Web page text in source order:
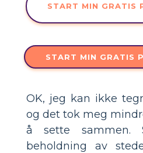
START MIN GRATIS
START MIN GRATIS
OK, jeg kan ikke
og det tok meg
å sette sammen.
beholdning av